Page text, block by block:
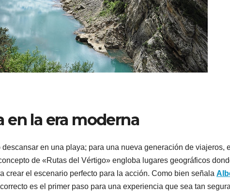
en la era moderna
en una playa; para una nueva generación de viajeros,
de «Rutas del Vértigo» engloba lugares geográficos
crear el escenario perfecto para la acción. Como bien señala
es el primer paso para una experiencia que sea tan segura